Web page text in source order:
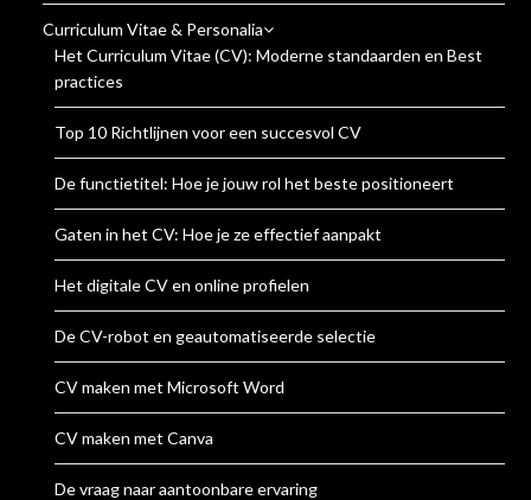
Curriculum Vitae & Personalia
Het Curriculum Vitae (CV): Moderne standaarden en Best
practices
Top 10 Richtlijnen voor een succesvol CV
De functietitel: Hoe je jouw rol het beste positioneert
Gaten in het CV: Hoe je ze effectief aanpakt
Het digitale CV en online profielen
De CV-robot en geautomatiseerde selectie
CV maken met Microsoft Word
CV maken met Canva
De vraag naar aantoonbare ervaring